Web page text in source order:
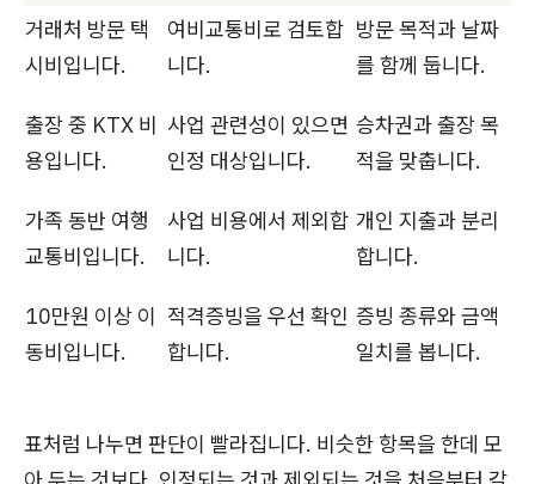
거래처 방문 택
시비입니다.
여비교통비로 검토합
니다.
방문 목적과 날짜
를 함께 둡니다.
출장 중 KTX 비
용입니다.
사업 관련성이 있으면
인정 대상입니다.
승차권과 출장 목
적을 맞춥니다.
가족 동반 여행
교통비입니다.
사업 비용에서 제외합
니다.
개인 지출과 분리
합니다.
10만원 이상 이
동비입니다.
적격증빙을 우선 확인
합니다.
증빙 종류와 금액
일치를 봅니다.
표처럼 나누면 판단이 빨라집니다. 비슷한 항목을 한데 모